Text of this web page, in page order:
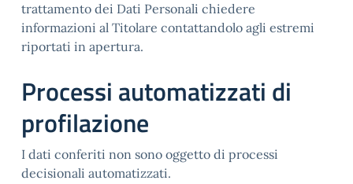
trattamento dei Dati Personali chiedere
informazioni al Titolare contattandolo agli estremi
riportati in apertura.
Processi automatizzati di
profilazione
I dati conferiti non sono oggetto di processi
decisionali automatizzati.